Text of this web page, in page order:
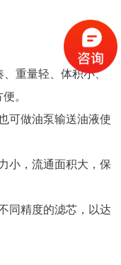
、重量轻、体积小、
。
可做油泵输送油液使
小，流通面积大，保
同精度的滤芯，以达